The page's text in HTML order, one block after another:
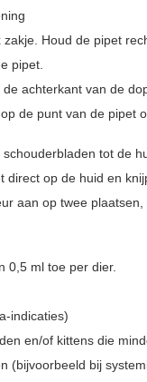
Houd de pipet
pipet.
achterkant van de
de punt van de pipet
tot de
direct op de huid en
aan op twee
0,5 ml toe per dier.
indicaties)
en/of kittens die
(bijvoorbeeld bij